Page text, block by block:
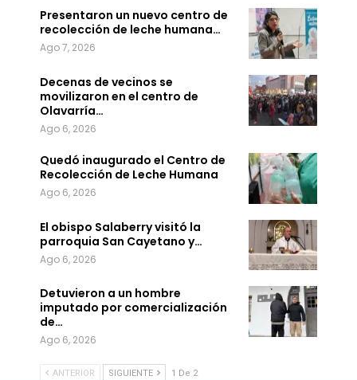
Presentaron un nuevo centro de
recolección de leche humana…
Ago 7, 2026
Decenas de vecinos se
movilizaron en el centro de
Olavarría…
Ago 6, 2026
Quedó inaugurado el Centro de
Recolección de Leche Humana
Ago 6, 2026
El obispo Salaberry visitó la
parroquia San Cayetano y…
Ago 6, 2026
Detuvieron a un hombre
imputado por comercialización
de…
Ago 6, 2026
ANTERIOR SIGUIENTE 1 De 2